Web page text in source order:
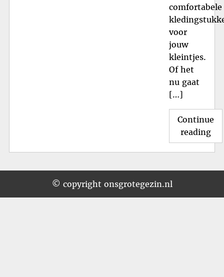
comfortabele
voor
jouw
kleintjes.
Of het
nu gaat
[…]
Continue
reading
© copyright onsgrotegezin.nl